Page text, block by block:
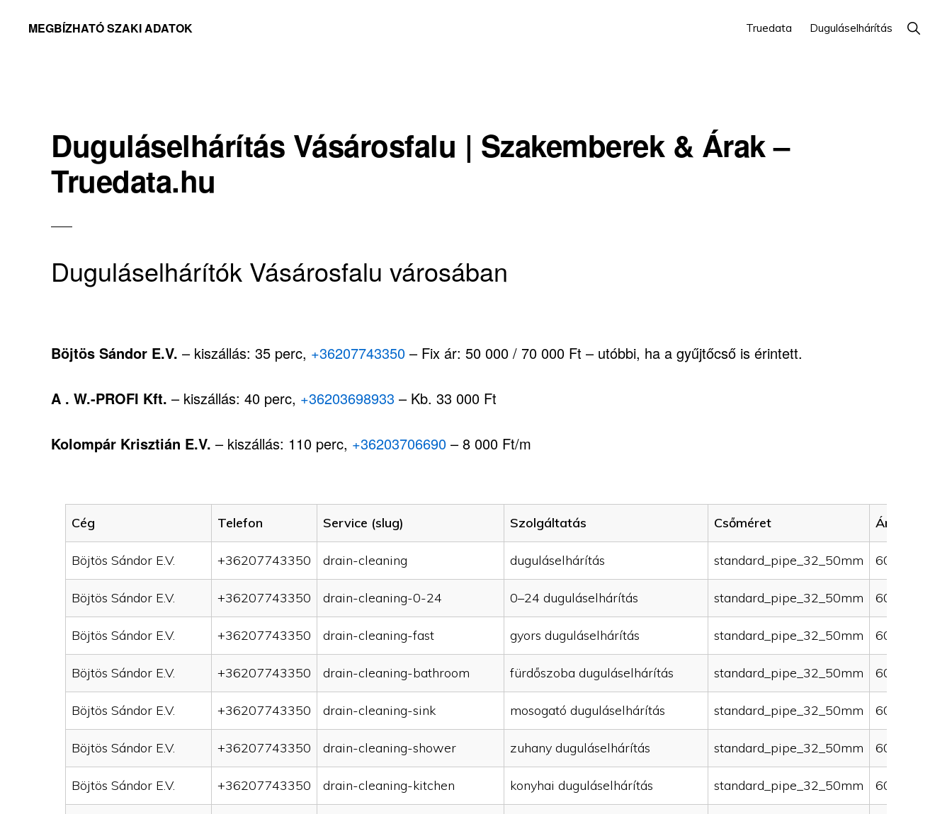
MEGBÍZHATÓ SZAKI ADATOK
Truedata Duguláselhárítás Show
Search
Duguláselhárítás Vásárosfalu | Szakemberek & Árak –
Truedata.hu
Duguláselhárítók Vásárosfalu városában
Böjtös Sándor E.V. – kiszállás: 35 perc, +36207743350 – Fix ár: 50 000 / 70 000 Ft – utóbbi, ha a gyűjtőcső is érintett.
A . W.-PROFI Kft. – kiszállás: 40 perc, +36203698933 – Kb. 33 000 Ft
Kolompár Krisztián E.V. – kiszállás: 110 perc, +36203706690 – 8 000 Ft/m
Cég Telefon Service (slug) Szolgáltatás Csőméret Ár (HUF)
Böjtös Sándor E.V. +36207743350 drain-cleaning duguláselhárítás standard_pipe_32_50mm 60000
Böjtös Sándor E.V. +36207743350 drain-cleaning-0-24 0–24 duguláselhárítás standard_pipe_32_50mm 60000
Böjtös Sándor E.V. +36207743350 drain-cleaning-fast gyors duguláselhárítás standard_pipe_32_50mm 60000
Böjtös Sándor E.V. +36207743350 drain-cleaning-bathroom fürdőszoba duguláselhárítás standard_pipe_32_50mm 60000
Böjtös Sándor E.V. +36207743350 drain-cleaning-sink mosogató duguláselhárítás standard_pipe_32_50mm 60000
Böjtös Sándor E.V. +36207743350 drain-cleaning-shower zuhany duguláselhárítás standard_pipe_32_50mm 60000
Böjtös Sándor E.V. +36207743350 drain-cleaning-kitchen konyhai duguláselhárítás standard_pipe_32_50mm 60000